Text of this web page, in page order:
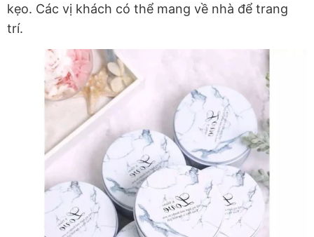
kẹo. Các vị khách có thể mang về nhà để trang
trí.